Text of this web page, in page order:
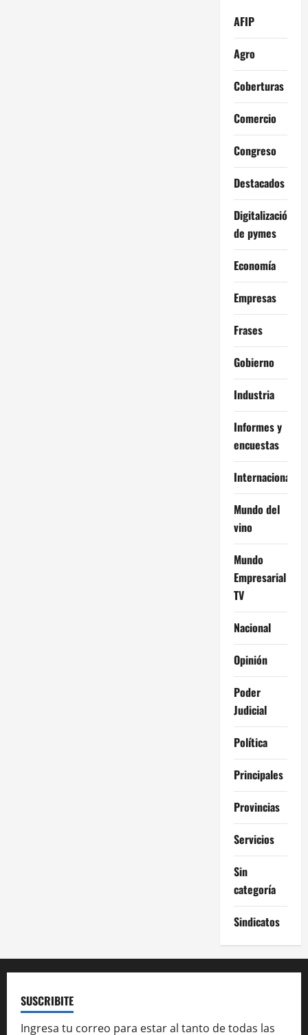
AFIP
Agro
Coberturas
Comercio
Congreso
Destacados
Digitalización
de pymes
Economía
Empresas
Frases
Gobierno
Industria
Informes y
encuestas
Internacional
Mundo del
vino
Mundo
Empresarial
TV
Nacional
Opinión
Poder
Judicial
Política
Principales
Provincias
Servicios
Sin
categoría
Sindicatos
SUSCRIBITE
Ingresa tu correo para estar al tanto de todas las